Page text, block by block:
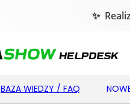
BAZA WIEDZY / FAQ